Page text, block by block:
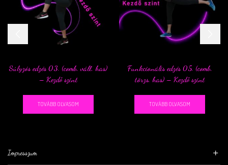
Súlyzós edzés 03. (comb, váll, has)
– Kezdő szint
TOVÁBB OLVASOM
Funkcionális edzés 05. (comb,
törzs, has) – Kezdő szint
TOVÁBB OLVASOM
Impresszum